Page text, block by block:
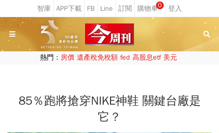
0
熱門： 房價 遺產稅免稅額 fed 高股息etf 美元
85％跑將搶穿NIKE神鞋 關鍵台廠是
它？